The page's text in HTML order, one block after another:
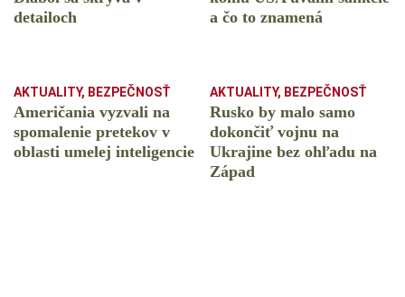
detailoch
a čo to znamená
AKTUALITY, BEZPEČNOSŤ
Američania vyzvali na
spomalenie pretekov v
oblasti umelej inteligencie
AKTUALITY, BEZPEČNOSŤ
Rusko by malo samo
dokončiť vojnu na
Ukrajine bez ohľadu na
Západ